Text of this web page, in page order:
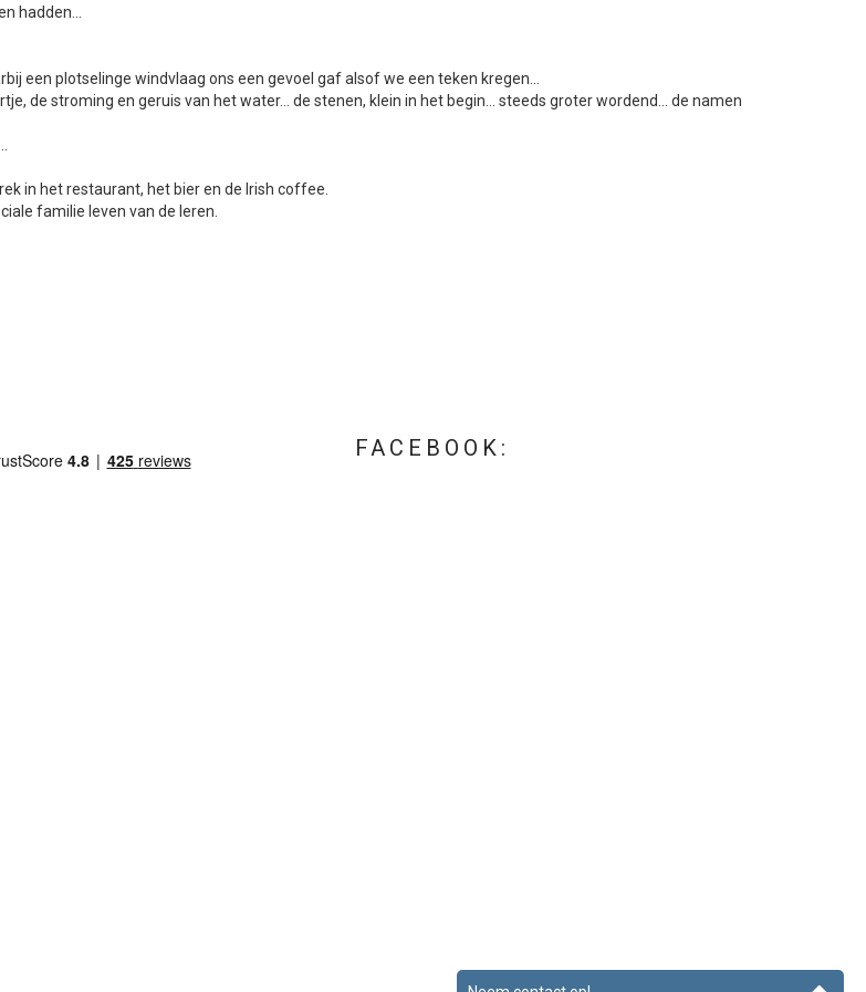
hadden...
een plotselinge windvlaag ons een gevoel gaf alsof we een teken kregen...
de stroming en geruis van het water... de stenen, klein in het begin... steeds groter wordend... de namen
in het restaurant, het bier en de Irish coffee.
familie leven van de Ieren.
FACEBOOK: